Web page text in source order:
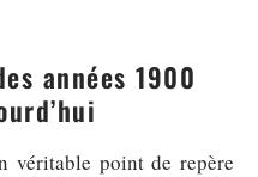
années 1900
véritable point de repère